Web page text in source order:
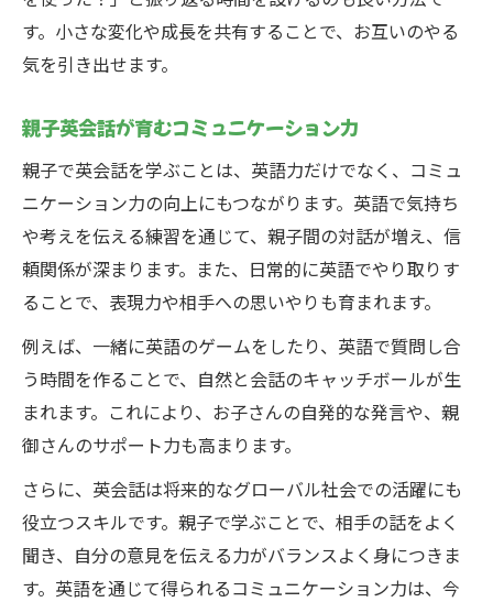
す。小さな変化や成長を共有することで、お互いのやる
気を引き出せます。
親子英会話が育むコミュニケーション力
親子で英会話を学ぶことは、英語力だけでなく、コミュ
ニケーション力の向上にもつながります。英語で気持ち
や考えを伝える練習を通じて、親子間の対話が増え、信
頼関係が深まります。また、日常的に英語でやり取りす
ることで、表現力や相手への思いやりも育まれます。
例えば、一緒に英語のゲームをしたり、英語で質問し合
う時間を作ることで、自然と会話のキャッチボールが生
まれます。これにより、お子さんの自発的な発言や、親
御さんのサポート力も高まります。
さらに、英会話は将来的なグローバル社会での活躍にも
役立つスキルです。親子で学ぶことで、相手の話をよく
聞き、自分の意見を伝える力がバランスよく身につきま
す。英語を通じて得られるコミュニケーション力は、今